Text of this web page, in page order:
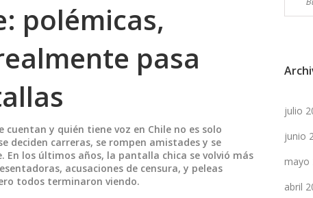
polémicas,
pasa
cuentan y quién tiene voz en Chile no es solo
deciden carreras, se rompen amistades y se
En los últimos años, la pantalla chica se volvió más
acusaciones de censura, y peleas
todos terminaron viendo.
julio
junio
mayo
abril